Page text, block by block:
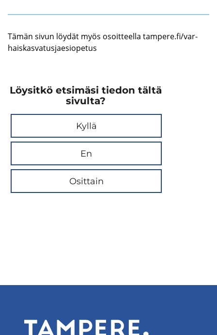
Tämän sivun löy­dät myös osoit­teel­la tam­pe­re.fi/var­
hais­kas­va­tus­jae­sio­pe­tus
Löysitkö etsimäsi tiedon tältä
sivulta?
Kyllä
En
Osittain